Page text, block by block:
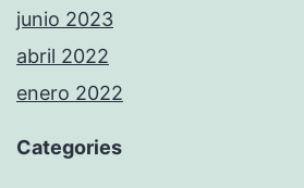
junio 2023
abril 2022
enero 2022
Categories